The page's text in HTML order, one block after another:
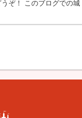
ぞ！ このブログでの城